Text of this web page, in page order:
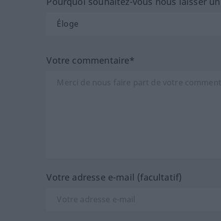
Votre commentaire*
Votre adresse e-mail (facultatif)